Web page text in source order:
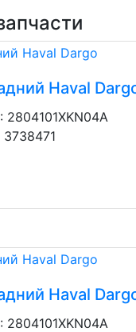
Haval
2804101XKN04A
Haval
2804101XKN04A